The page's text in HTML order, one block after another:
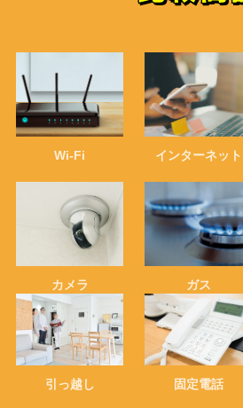
Wi-Fi インターネット
カメラ ガス
引っ越し 固定電話